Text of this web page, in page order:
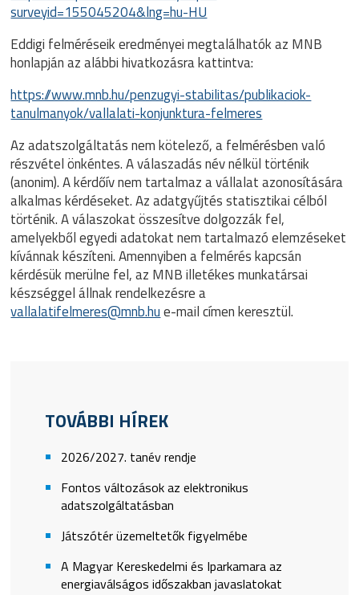
surveyid=155045204&lng=hu-HU
Eddigi felméréseik eredményei megtalálhatók az MNB
honlapján az alábbi hivatkozásra kattintva:
https://www.mnb.hu/penzugyi-stabilitas/publikaciok-
tanulmanyok/vallalati-konjunktura-felmeres
Az adatszolgáltatás nem kötelező, a felmérésben való
részvétel önkéntes. A válaszadás név nélkül történik
(anonim). A kérdőív nem tartalmaz a vállalat azonosítására
alkalmas kérdéseket. Az adatgyűjtés statisztikai célból
történik. A válaszokat összesítve dolgozzák fel,
amelyekből egyedi adatokat nem tartalmazó elemzéseket
kívánnak készíteni. Amennyiben a felmérés kapcsán
kérdésük merülne fel, az MNB illetékes munkatársai
készséggel állnak rendelkezésre a
vallalatifelmeres@mnb.hue-mail címen keresztül.
TOVÁBBI HÍREK
2026/2027. tanév rendje
Fontos változások az elektronikus
adatszolgáltatásban
Játszótér üzemeltetők figyelmébe
A Magyar Kereskedelmi és Iparkamara az
energiaválságos időszakban javaslatokat